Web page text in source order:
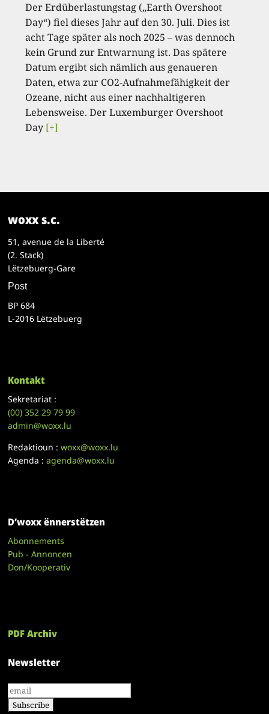
Der Erdüberlastungstag („Earth Overshoot
Day“) fiel dieses Jahr auf den 30. Juli. Dies ist
acht Tage später als noch 2025 – was dennoch
kein Grund zur Entwarnung ist. Das spätere
Datum ergibt sich nämlich aus genaueren
Daten, etwa zur CO2-Aufnahmefähigkeit der
Ozeane, nicht aus einer nachhaltigeren
Lebensweise. Der Luxemburger Overshoot
Day [+]
woxx s.c.
51, avenue de la Liberté
(2. Stack)
Lëtzebuerg-Gare
Post
BP 684
L-2016 Lëtzebuerg
Kontakt
Sekretariat :
(00)352 29 79 99
admin@woxx.lu
Redaktioun :woxx@woxx.lu
Agenda :agenda@woxx.lu
D’woxx ënnerstëtzen
Abonnements
Pub - Annoncen
Don/Kooperativ
PDF Archiv
Newsletter